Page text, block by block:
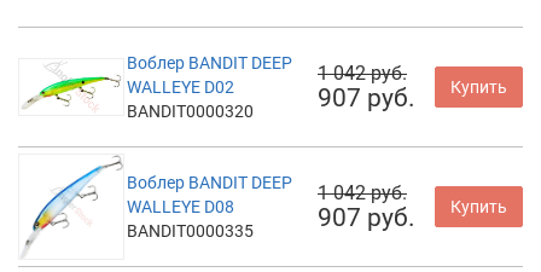
Воблер BANDIT DEEP
WALLEYE D02
BANDIT0000320
1 042 руб.
907 руб. Купить
Воблер BANDIT DEEP
WALLEYE D08
BANDIT0000335
1 042 руб.
907 руб. Купить